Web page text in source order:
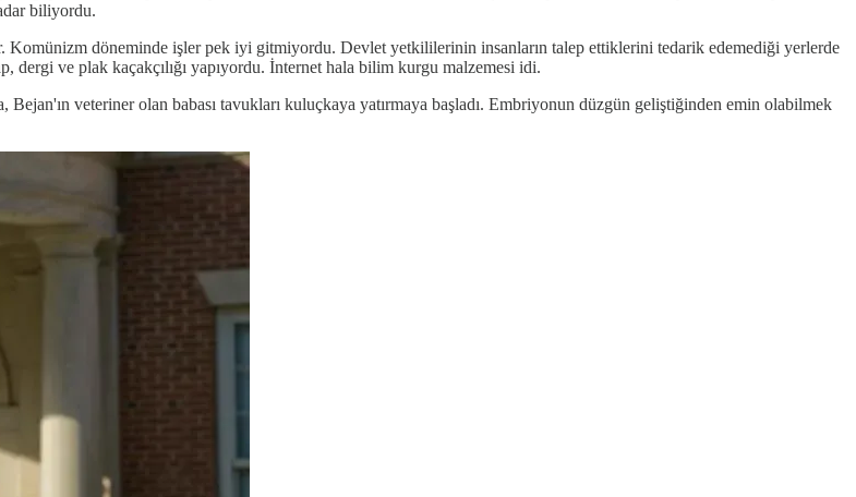
biliyordu.
Komünizm döneminde işler pek iyi gitmiyordu. Devlet yetkililerinin insanların talep ettiklerini tedarik edemediği yerlerde
dergi ve plak kaçakçılığı yapıyordu. İnternet hala bilim kurgu malzemesi idi.
Bejan'ın veteriner olan babası tavukları kuluçkaya yatırmaya başladı. Embriyonun düzgün geliştiğinden emin olabilmek